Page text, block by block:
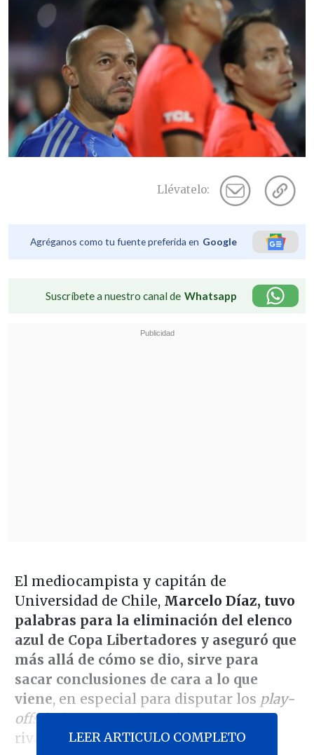
Llévatelo:
Agréganos como tu fuente preferida en Google
Suscríbete a nuestro canal de Whatsapp
El mediocampista y capitán de
Universidad de Chile, Marcelo Díaz, tuvo
palabras para la eliminación del elenco
azul de Copa Libertadores y aseguró que
más allá de cómo se dio, sirve para
sacar conclusiones de cara a lo que
viene, en especial para disputar los play-
offsde la Copa Sudamericana ante un
rival por definir.
LEER ARTICULO COMPLETO